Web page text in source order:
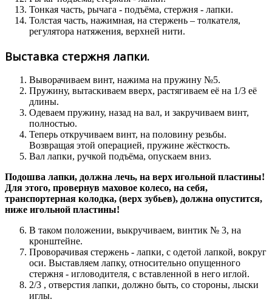
Тонкая часть, рычага - подъёма, стержня - лапки.
Толстая часть, нажимная, на стержень – толкателя,
регулятора натяжения, верхней нити.
Выставка стержня лапки.
Выворачиваем винт, нажима на пружину №5.
Пружину, вытаскиваем вверх, растягиваем её на 1/3 её
длины.
Одеваем пружину, назад на вал, и закручиваем винт,
полностью.
Теперь откручиваем винт, на половину резьбы.
Возвращая этой операцией, пружине жёсткость.
Вал лапки, ручкой подъёма, опускаем вниз.
Подошва лапки, должна лечь, на верх игольной пластины!
Для этого, провернув маховое колесо, на себя,
транспортерная колодка, (верх зубьев), должна опустится,
ниже игольной пластины!
В таком положении, выкручиваем, винтик № 3, на
кронштейне.
Проворачивая стержень - лапки, с одетой лапкой, вокруг
оси. Выставляем лапку, относительно опущенного
стержня - игловодителя, с вставленной в него иглой.
2/3 , отверстия лапки, должно быть, со стороны, лыски
иглы.